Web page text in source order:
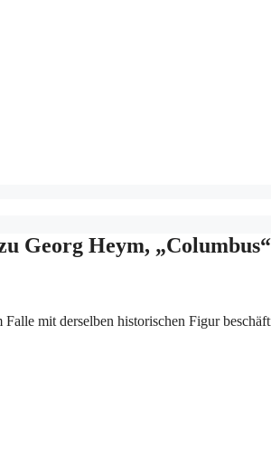
Georg Heym, „Columbus“
mit derselben historischen Figur